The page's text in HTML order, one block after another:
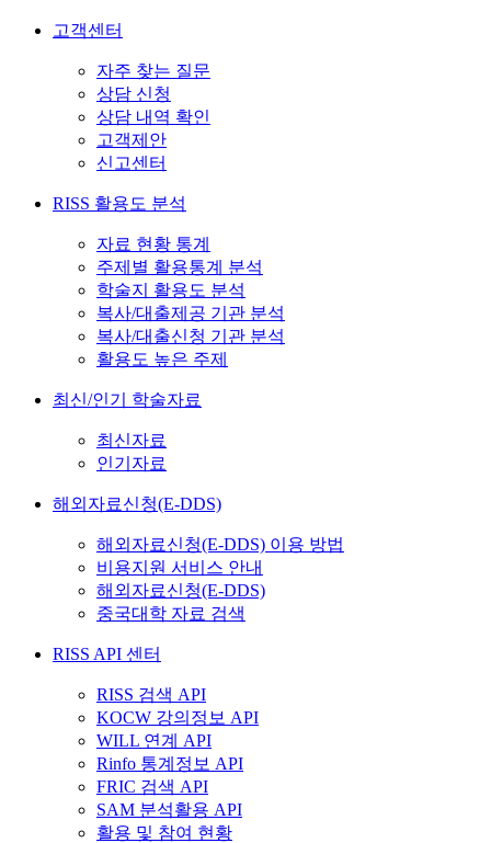
고객센터
자주 찾는 질문
상담 신청
상담 내역 확인
고객제안
신고센터
RISS 활용도 분석
자료 현황 통계
주제별 활용통계 분석
학술지 활용도 분석
복사/대출제공 기관 분석
복사/대출신청 기관 분석
활용도 높은 주제
최신/인기 학술자료
최신자료
인기자료
해외자료신청(E-DDS)
해외자료신청(E-DDS) 이용 방법
비용지원 서비스 안내
해외자료신청(E-DDS)
중국대학 자료 검색
RISS API 센터
RISS 검색 API
KOCW 강의정보 API
WILL 연계 API
Rinfo 통계정보 API
FRIC 검색 API
SAM 분석활용 API
활용 및 참여 현황